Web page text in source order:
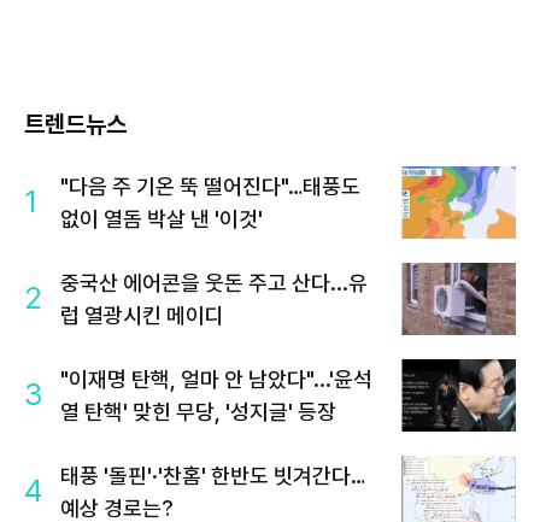
트렌드뉴스
1
"다음 주 기온 뚝 떨어진다"…태풍도
없이 열돔 박살 낸 '이것'
2
중국산 에어콘을 웃돈 주고 산다...유
럽 열광시킨 메이디
3
"이재명 탄핵, 얼마 안 남았다"...'윤석
열 탄핵' 맞힌 무당, '성지글' 등장
4
태풍 '돌핀'·'찬홈' 한반도 빗겨간다…
예상 경로는?